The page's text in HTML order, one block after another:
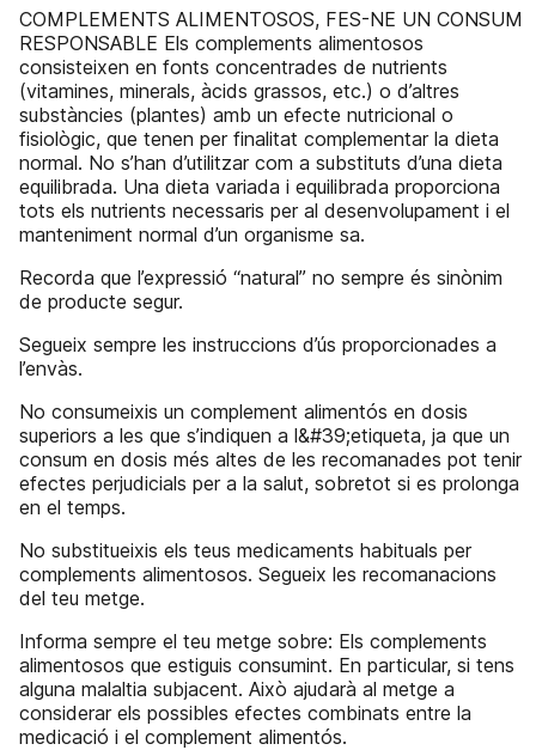
COMPLEMENTS ALIMENTOSOS, FES-NE UN CONSUM
RESPONSABLE Els complements alimentosos
consisteixen en fonts concentrades de nutrients
(vitamines, minerals, àcids grassos, etc.) o d’altres
substàncies (plantes) amb un efecte nutricional o
fisiològic, que tenen per finalitat complementar la dieta
normal. No s’han d’utilitzar com a substituts d’una dieta
equilibrada. Una dieta variada i equilibrada proporciona
tots els nutrients necessaris per al desenvolupament i el
manteniment normal d’un organisme sa.
Recorda que l’expressió “natural” no sempre és sinònim
de producte segur.
Segueix sempre les instruccions d’ús proporcionades a
l’envàs.
No consumeixis un complement alimentós en dosis
superiors a les que s’indiquen a l&#39;etiqueta, ja que un
consum en dosis més altes de les recomanades pot tenir
efectes perjudicials per a la salut, sobretot si es prolonga
en el temps.
No substitueixis els teus medicaments habituals per
complements alimentosos. Segueix les recomanacions
del teu metge.
Informa sempre el teu metge sobre: Els complements
alimentosos que estiguis consumint. En particular, si tens
alguna malaltia subjacent. Això ajudarà al metge a
considerar els possibles efectes combinats entre la
medicació i el complement alimentós.